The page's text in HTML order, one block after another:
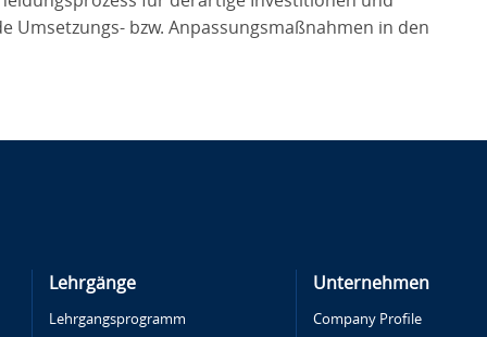
Umsetzungs- bzw. Anpassungsmaßnahmen in den
Lehrgänge
Lehrgangsprogramm
Unternehmen
Company Profile